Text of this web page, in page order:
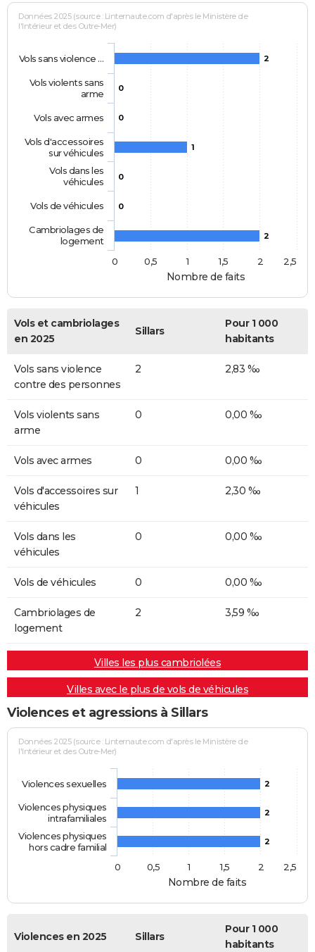
Nombre de faits
Données 2025 (source : Linternaute.com d'après le Ministère de
l'Intérieur et des Outre-Mer)
2
0
0
1
0
0
2
Vols sans violence …
Vols violents sans
arme
Vols avec armes
Vols d'accessoires
sur véhicules
Vols dans les
véhicules
Vols de véhicules
Cambriolages de
logement
0
0,5 1 1,5 2 2,5
Vols et cambriolages
en 2025
Sillars
Pour 1 000
habitants
Vols sans violence
contre des personnes
2 2,83 ‰
Vols violents sans
arme
0 0,00 ‰
Vols avec armes 0 0,00 ‰
Vols d'accessoires sur
véhicules
1 2,30 ‰
Vols dans les
véhicules
0 0,00 ‰
Vols de véhicules 0 0,00 ‰
Cambriolages de
logement
2 3,59 ‰
Villes les plus cambriolées
Villes avec le plus de vols de véhicules
Violences et agressions à Sillars
Nombre de faits
Données 2025 (source : Linternaute.com d'après le Ministère de
l'Intérieur et des Outre-Mer)
2
2
2
Violences sexuelles
Violences physiques
intrafamiliales
Violences physiques
hors cadre familial
0
0,5 1 1,5 2 2,5
Violences en 2025 Sillars
Pour 1 000
habitants